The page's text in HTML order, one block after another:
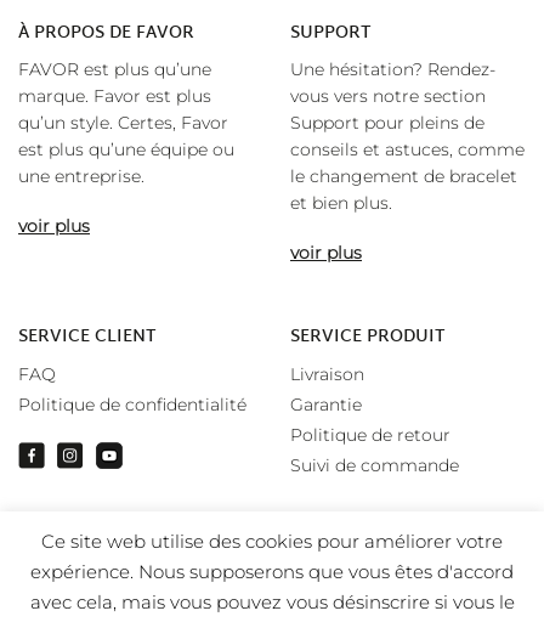
À PROPOS DE FAVOR
FAVOR est plus qu’une
marque. Favor est plus
qu’un style. Certes, Favor
est plus qu’une équipe ou
une entreprise.
voir plus
SUPPORT
Une hésitation? Rendez-
vous vers notre section
Support pour pleins de
conseils et astuces, comme
le changement de bracelet
et bien plus.
voir plus
SERVICE CLIENT
FAQ
Politique de confidentialité
SERVICE PRODUIT
Livraison
Garantie
Politique de retour
Suivi de commande
Ce site web utilise des cookies pour améliorer votre
expérience. Nous supposerons que vous êtes d'accord
avec cela, mais vous pouvez vous désinscrire si vous le